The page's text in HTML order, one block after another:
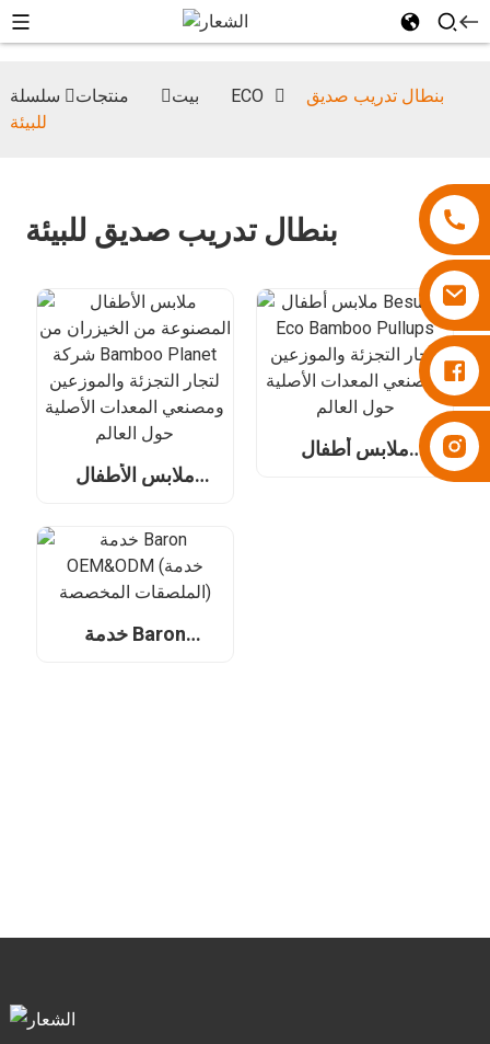
حفاضات بي سوبر
حفاضات بي سوبر
بيت منتجات سلسلة ECO
بنطال تدريب صديق
للبيئة
بنطال تدريب صديق للبيئة
ملابس الأطفال
Bamboo Planet
لتجار التجزئة
والموزعين ومصنعي
العالم
ملابس أطفال
خدمة Baron